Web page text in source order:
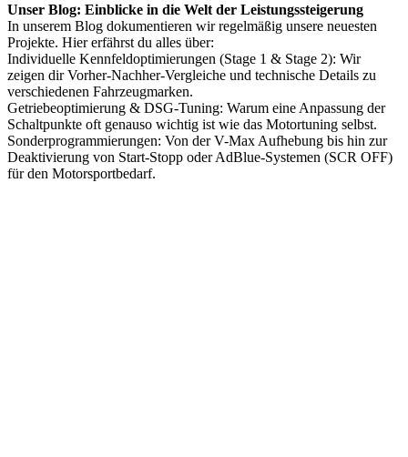
Unser Blog: Einblicke in die Welt der Leistungssteigerung
In unserem Blog dokumentieren wir regelmäßig unsere neuesten
Projekte. Hier erfährst du alles über:
Individuelle Kennfeldoptimierungen (Stage 1 & Stage 2): Wir
zeigen dir Vorher-Nachher-Vergleiche und technische Details zu
verschiedenen Fahrzeugmarken.
Getriebeoptimierung & DSG-Tuning: Warum eine Anpassung der
Schaltpunkte oft genauso wichtig ist wie das Motortuning selbst.
Sonderprogrammierungen: Von der V-Max Aufhebung bis hin zur
Deaktivierung von Start-Stopp oder AdBlue-Systemen (SCR OFF)
für den Motorsportbedarf.